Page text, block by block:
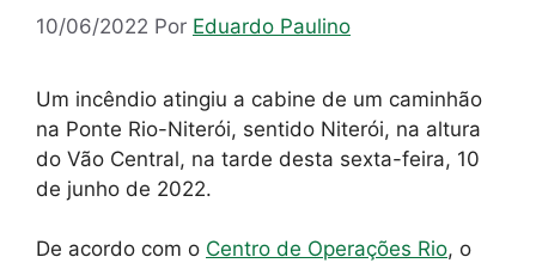
10/06/2022 Por Eduardo Paulino
Um incêndio atingiu a cabine de um caminhão
na Ponte Rio-Niterói, sentido Niterói, na altura
do Vão Central, na tarde desta sexta-feira, 10
de junho de 2022.
De acordo com o Centro de Operações Rio, o